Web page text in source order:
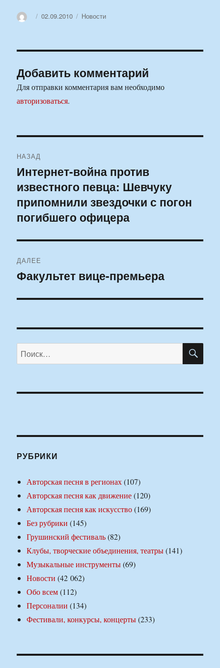
АвторОпубликовано
02.09.2010 Рубрики
Новости
Добавить комментарий
Для отправки комментария вам необходимо
авторизоваться.
по
записям
НАЗАД
Предыдущая
запись:
Интернет-война против
известного певца: Шевчуку
припомнили звездочки с погон
погибшего офицера
ДАЛЕЕ
Следующая
Факультет вице-премьера
Искать:
РУБРИКИ
Авторская песня в регионах(107)
Авторская песня как движение(120)
Авторская песня как искусство(169)
Без рубрики (145)
Грушинский фестиваль(82)
Клубы, творческие объединения, театры(141)
Музыкальные инструменты(69)
Новости (42 062)
Обо всем(112)
Персоналии (134)
Фестивали, конкурсы, концерты(233)